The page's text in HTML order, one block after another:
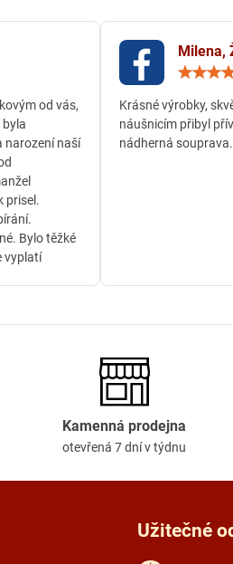
/
5
od vás,
byla
narození naší
prisel.
Bylo těžké
vyplatí
Milena,
Krásné výrobky,
náušnicím přibyl
nádherná
Kamenná prodejna
otevřená 7 dní v týdnu
Užitečné